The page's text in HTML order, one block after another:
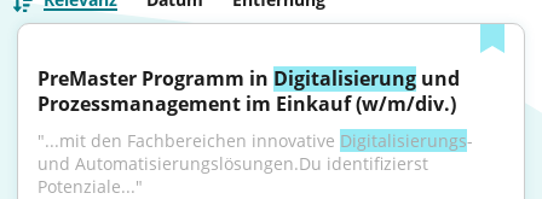
PreMaster Programm in Digitalisierung und
Prozessmanagement im Einkauf (w/m/div.)
"...mit den Fachbereichen innovative Digitalisierungs-
und Automatisierungslösungen.Du identifizierst
Potenziale..."